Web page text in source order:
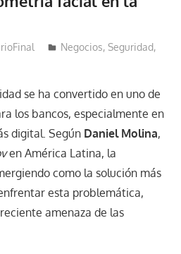
Negocios,Seguridad,
se ha convertido en uno de
los bancos, especialmente en
digital. Según Daniel Molina,
en América Latina, la
como la solución más
esta problemática,
amenaza de las